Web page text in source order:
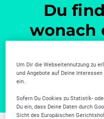
Du
wonach
Zur
Um Dir die Webseitennutzung zu
und Angebote auf Deine
ein.
Sofern Du Cookies zu Statistik-
Du ein, dass Deine Daten durch
Sicht des Europäischen